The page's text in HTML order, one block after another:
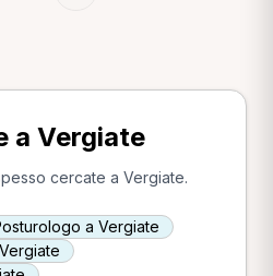
a Vergiate
cercate a Vergiate.
a Vergiate